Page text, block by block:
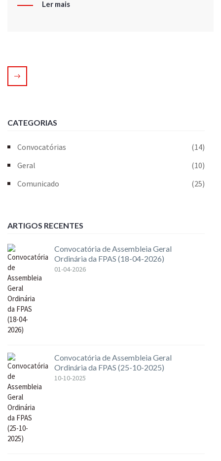
Ler mais
CATEGORIAS
Convocatórias
(14)
Geral
(10)
Comunicado
(25)
ARTIGOS RECENTES
Convocatória de Assembleia Geral
Ordinária da FPAS (18-04-2026)
01-04-2026
Convocatória de Assembleia Geral
Ordinária da FPAS (25-10-2025)
10-10-2025